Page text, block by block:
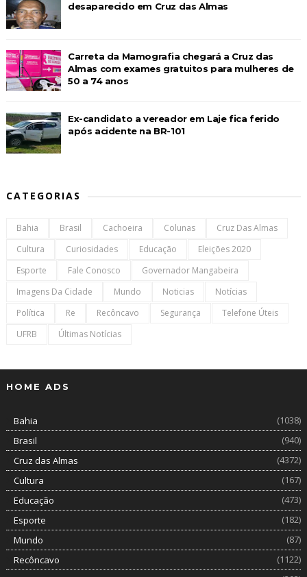
desaparecido em Cruz das Almas
Carreta da Mamografia chegará a Cruz das
Almas com exames gratuitos para mulheres de
50 a 74 anos
Ex-candidato a vereador em Laje fica ferido
após acidente na BR-101
CATEGORIAS
Bahia Brasil Cachoeira Colunas
Cruz Das Almas
Cultura
Curiosidades Educação
Eleições 2020
Esporte
Fale Conosco
Governador Mangabeira
Imagens Da Cidade
Mundo Noticias
Notícias
Política
Re Recôncavo Segurança
Telefone Úteis
UFRB
Últimas Notícias
HOME ADS
Bahia
(1038)
Brasil
(940)
Cruz das Almas
(4372)
Cultura
(167)
Educação
(473)
Esporte
(182)
Mundo
(87)
Recôncavo
(1122)